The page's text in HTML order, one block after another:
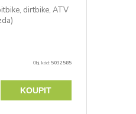
dirtbike, ATV
Obj. kód: 5032585
KOUPIT